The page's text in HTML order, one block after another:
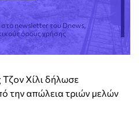
newsletter του Dnews,
όρους χρήσης
Χίλι δήλωσε
την απώλεια τριών μελών